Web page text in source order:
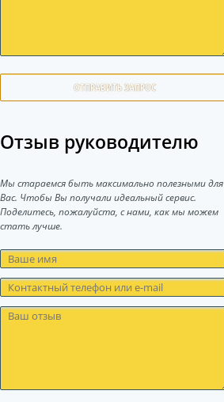
ОТПРАВИТЬ ЗАПРОС
Отзыв руководителю
Мы стараемся быть максимально полезными для
Вас. Чтобы Вы получали идеальный сервис.
Поделитесь, пожалуйста, с нами, как мы можем
стать лучше.